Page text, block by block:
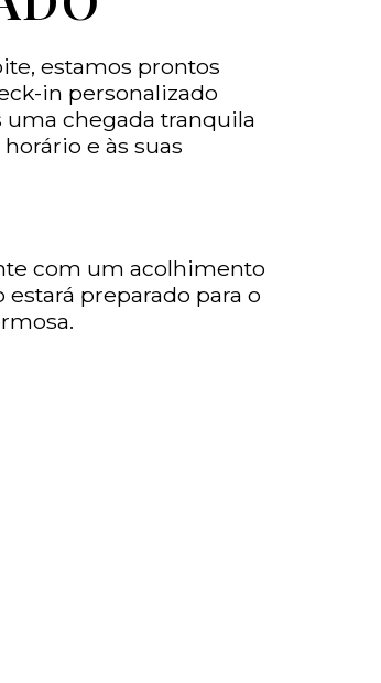
estamos prontos
in personalizado
chegada tranquila
e às suas
com um acolhimento
preparado para o